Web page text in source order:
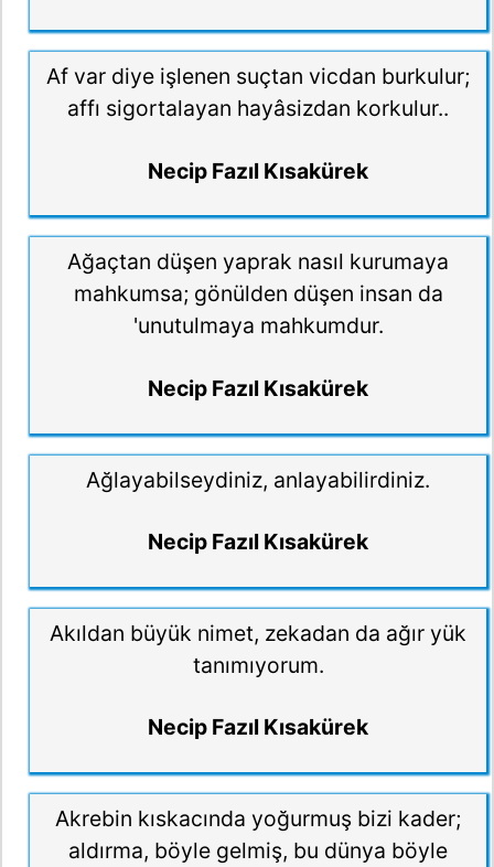
Af var diye işlenen suçtan vicdan burkulur;
affı sigortalayan hayâsizdan korkulur..
Necip Fazıl Kısakürek
Ağaçtan düşen yaprak nasıl kurumaya
mahkumsa; gönülden düşen insan da
'unutulmaya mahkumdur.
Necip Fazıl Kısakürek
Ağlayabilseydiniz, anlayabilirdiniz.
Necip Fazıl Kısakürek
Akıldan büyük nimet, zekadan da ağır yük
tanımıyorum.
Necip Fazıl Kısakürek
Akrebin kıskacında yoğurmuş bizi kader;
aldırma, böyle gelmiş, bu dünya böyle